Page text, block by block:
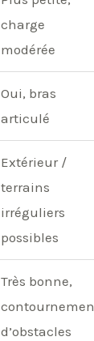
charge
modérée
Oui, bras
articulé
Extérieur /
terrains
irréguliers
possibles
Très bonne,
d’obstacles